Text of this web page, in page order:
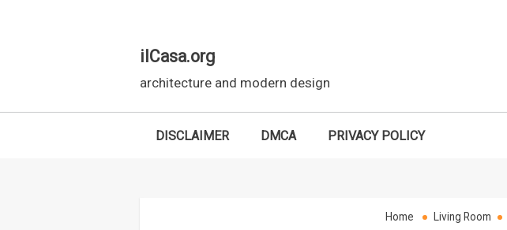
ilCasa.org
architecture and modern design
DISCLAIMER DMCA
PRIVACY POLICY
Home Living Room